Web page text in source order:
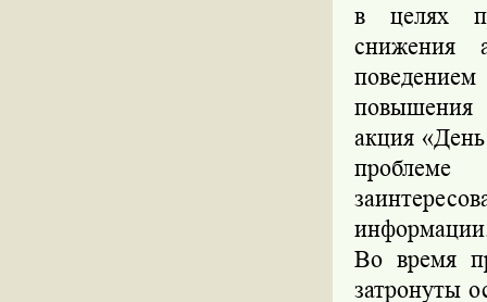
в целях
снижения
повышения
акция
Во время
затронуты